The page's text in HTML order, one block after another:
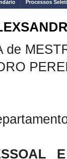
Processos
de